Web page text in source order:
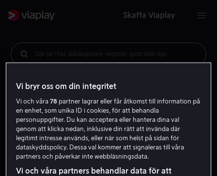
Skaffa Viaplay
Sök på titel, skådespelare, regissör, sport eller liga
Vi bryr oss om din integritet
Vi och våra78 partner lagrar eller får åtkomst till information på
en enhet, som unika ID i cookies, för att behandla
personuppgifter. Du kan acceptera eller hantera dina val
genom att klicka nedan, inklusive din rätt att invända där
legitimt intresse används, eller när som helst på sidan för
dataskyddspolicy. Dessa val kommer att signaleras till våra
partners och påverkar inte webbläsningsdata.
Vi och våra partners behandlar data för att